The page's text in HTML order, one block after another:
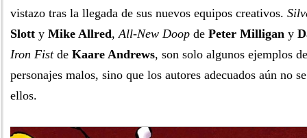
vistazo tras la llegada de sus nuevos equipos creativos.
Slott y Mike Allred,All-New Doop de Peter Milligan y
Iron Fistde Kaare Andrews, son solo algunos ejemplos
personajes malos, sino que los autores adecuados aún no
ellos.